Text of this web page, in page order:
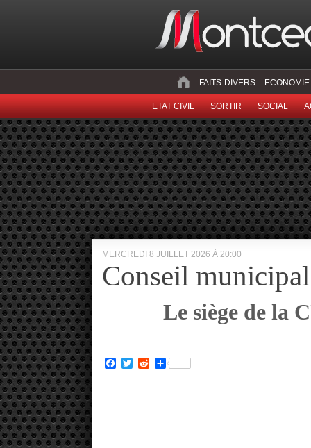
FAITS-DIVERS ECONOMIE
ETAT CIVIL SORTIR SOCIAL
MERCREDI 8 JUILLET 2026 À 20:00
Conseil
Le siège de la
Facebook
TwitterRedditPartager